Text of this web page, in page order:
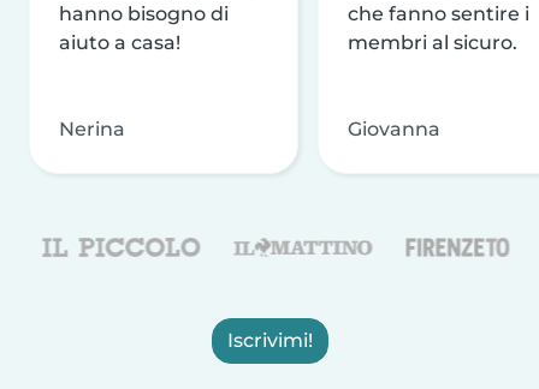
hanno bisogno di
aiuto a casa!
Nerina
che fanno sentire i
membri al sicuro.
Giovanna
Iscrivimi!